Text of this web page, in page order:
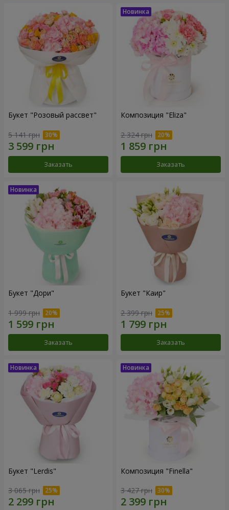
Букет "Розовый рассвет"
5 141 грн
Заказать
Композиция "Eliza"
2 324 грн
Заказать
Букет "Дори"
1 999 грн
Заказать
Букет "Каир"
2 399 грн
Заказать
Букет "Lerdis"
3 065 грн
Композиция "Finella"
3 427 грн